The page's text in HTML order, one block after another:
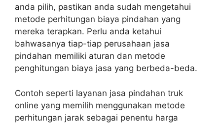
anda pilih, pastikan anda sudah mengetahui
metode perhitungan biaya pindahan yang
mereka terapkan. Perlu anda ketahui
bahwasanya tiap-tiap perusahaan jasa
pindahan memiliki aturan dan metode
penghitungan biaya jasa yang berbeda-beda.
Contoh seperti layanan jasa pindahan truk
online yang memilih menggunakan metode
perhitungan jarak sebagai penentu harga